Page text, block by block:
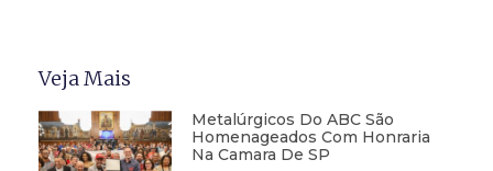
Veja Mais
Metalúrgicos Do ABC São
Homenageados Com Honraria
Na Camara De SP